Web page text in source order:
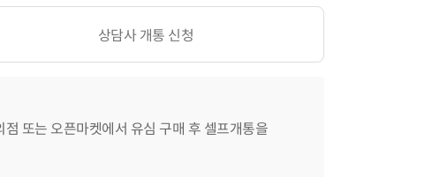
상담사 개통 신청
또는 오픈마켓에서 유심 구매 후 셀프개통을